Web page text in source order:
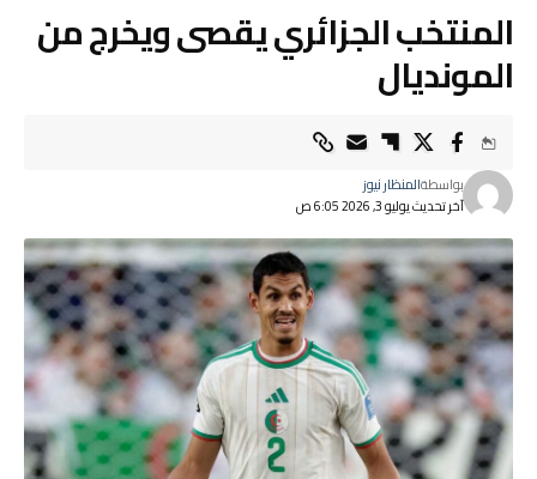
المنتخب الجزائري يقصى ويخرج من
المونديال
آخر تحديث يوليو 3, 2026 6:05 ص
بواسطةالمنظار نيوز